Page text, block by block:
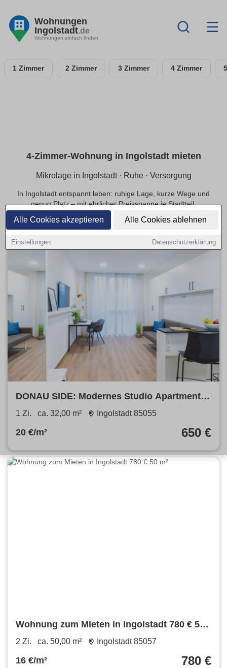
Alle Cookies akzeptieren Alle Cookies ablehnen
Einstellungen Datenschutzerklärung
Wohnungen
Ingolstadt.de
Wohnungen einfach finden
1 Zimmer 2 Zimmer 3 Zimmer 4 Zimmer
4-Zimmer-Wohnung in Ingolstadt mieten
Mikrolage in Ingolstadt · Ruhe · Versorgung
In Ingolstadt entspannt leben: ruhige Lage, kurze Wege und
genug Platz – mit ehrlicher Preisspanne je Stadtteil.
DONAU SIDE: Modernes Studio Apartment
mit Fitnessstudio & Co-Working
1 Zi. ca. 32,00 m² Ingolstadt 85055
20 €/m² 650 €
Wohnung zum Mieten in Ingolstadt 780 € 50
m²
2 Zi. ca. 50,00 m² Ingolstadt 85057
16 €/m² 780 €